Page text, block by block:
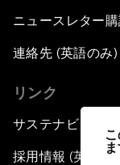
ニュースレター
連絡先 (英語のみ)
リンク
サステナビリティ
採用情報 (英語の